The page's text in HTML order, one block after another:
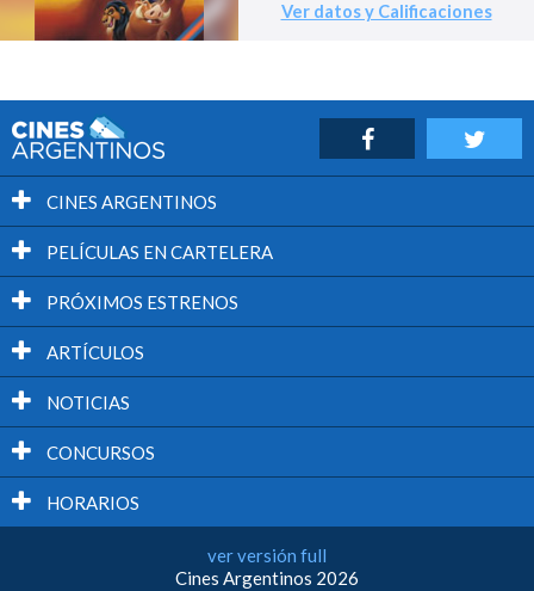
Ver datos y Calificaciones
CINES ARGENTINOS
PELÍCULAS EN CARTELERA
PRÓXIMOS ESTRENOS
ARTÍCULOS
NOTICIAS
CONCURSOS
HORARIOS
ver versión full
Cines Argentinos 2026